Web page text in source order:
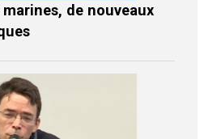
de nouveaux